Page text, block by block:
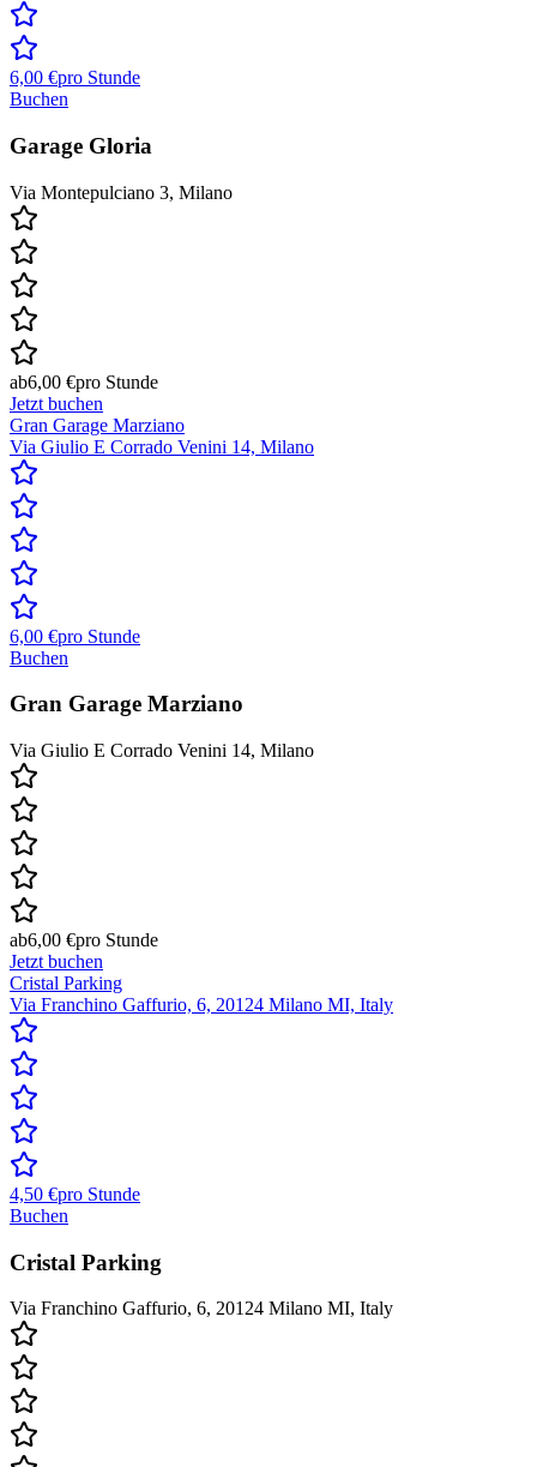
6,00 €pro Stunde
Buchen
Garage Gloria
Via Montepulciano 3, Milano
ab6,00 €pro Stunde
Jetzt buchen
Gran Garage Marziano
Via Giulio E Corrado Venini 14, Milano
6,00 €pro Stunde
Buchen
Gran Garage Marziano
Via Giulio E Corrado Venini 14, Milano
ab6,00 €pro Stunde
Jetzt buchen
Cristal Parking
Via Franchino Gaffurio, 6, 20124 Milano MI, Italy
4,50 €pro Stunde
Buchen
Cristal Parking
Via Franchino Gaffurio, 6, 20124 Milano MI, Italy